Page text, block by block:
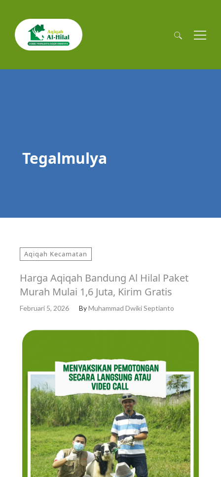
Cari
Tegalmulya
Aqiqah Kecamatan
Harga Aqiqah Bandung Al Hilal Paket
Murah Mulai 1,6 Juta, Kirim Gratis
Februari 5, 2026 ByMuhammad Dwiki Septianto